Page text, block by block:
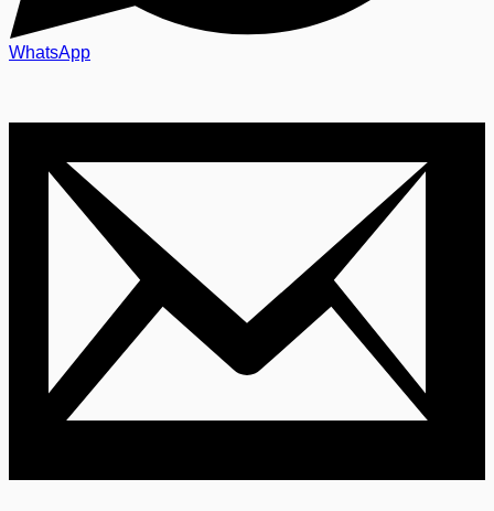
WhatsApp